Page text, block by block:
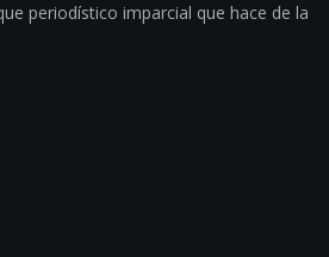
periodístico imparcial que hace de la